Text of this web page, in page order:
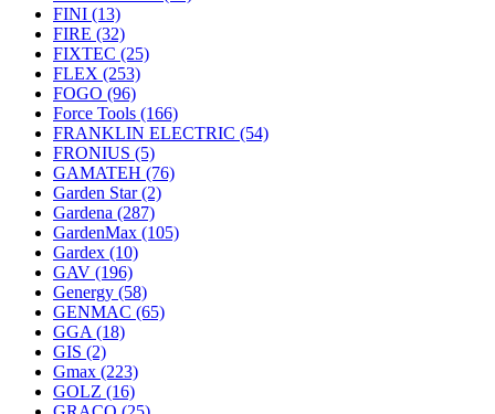
FINI (13)
FIRE (32)
FIXTEC (25)
FLEX (253)
FOGO (96)
Force Tools (166)
FRANKLIN ELECTRIC (54)
FRONIUS (5)
GAMATEH (76)
Garden Star(2)
Gardena (287)
GardenMax (105)
Gardex (10)
GAV (196)
Genergy (58)
GENMAC (65)
GGA (18)
GIS (2)
Gmax (223)
GOLZ (16)